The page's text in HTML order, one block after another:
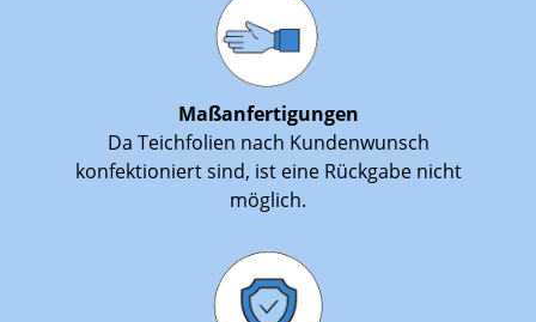
Maßanfertigungen
Da Teichfolien nach Kundenwunsch
konfektioniert sind, ist eine Rückgabe nicht